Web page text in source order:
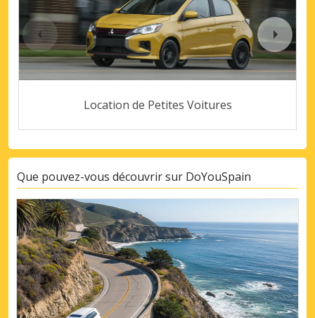
Location de Petites Voitures
Que pouvez-vous découvrir sur DoYouSpain